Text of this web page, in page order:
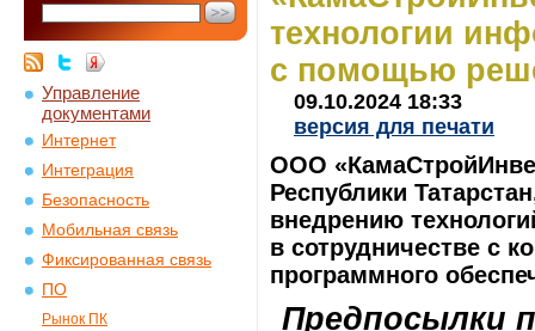
Управление
документами
Интернет
Интеграция
Безопасность
Мобильная связь
Фиксированная связь
ПО
Рынок ПК
технологии
с помощью
09.10.2024 18:33
версия для печати
ООО
Республики
внедрению
в сотрудничестве с
программного
Предпосылки